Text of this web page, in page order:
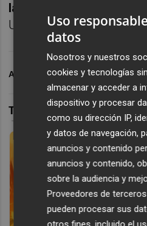
la final el día 30 de junio
Unicaja es su rival.
ARCHIVADO EN VALENCIA
Uso
datos
Nosotros y nuestros
cookies y tecnologías
almacenar y acceder a
dispositivo y procesar
como su dirección IP,
y datos de navegación,
anuncios y contenido
anuncios y contenido,
sobre la audiencia y
Proveedores de
pueden procesar sus